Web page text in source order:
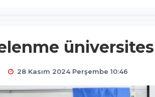
28 Kasım 2024 Perşembe 10:46